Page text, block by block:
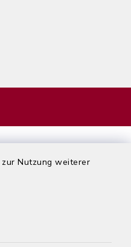
Nutzung weiterer